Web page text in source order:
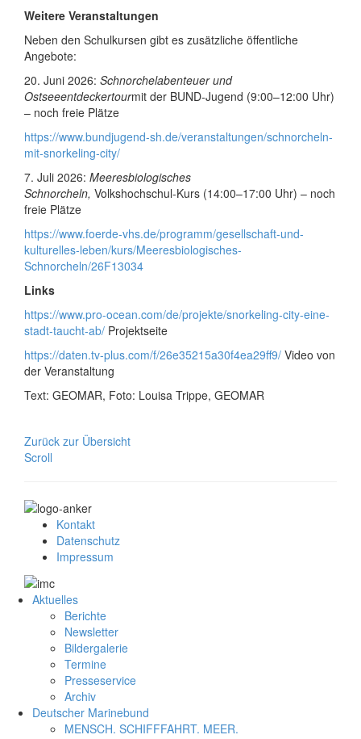
Weitere Veranstaltungen
Neben den Schulkursen gibt es zusätzliche öffentliche
Angebote:
20. Juni 2026: Schnorchelabenteuer und
Ostseeentdeckertourmit der BUND-Jugend (9:00–12:00 Uhr)
– noch freie Plätze
https://www.bundjugend-sh.de/veranstaltungen/schnorcheln-
mit-snorkeling-city/
7. Juli 2026: Meeresbiologisches
Schnorcheln, Volkshochschul-Kurs (14:00–17:00 Uhr) – noch
freie Plätze
https://www.foerde-vhs.de/programm/gesellschaft-und-
kulturelles-leben/kurs/Meeresbiologisches-
Schnorcheln/26F13034
Links
https://www.pro-ocean.com/de/projekte/snorkeling-city-eine-
stadt-taucht-ab/ Projektseite
https://daten.tv-plus.com/f/26e35215a30f4ea29ff9/ Video von
der Veranstaltung
Text: GEOMAR, Foto: Louisa Trippe, GEOMAR
Zurück zur Übersicht
Scroll
Kontakt
Datenschutz
Impressum
Aktuelles
Berichte
Newsletter
Bildergalerie
Termine
Presseservice
Archiv
Deutscher Marinebund
MENSCH. SCHIFFFAHRT. MEER.